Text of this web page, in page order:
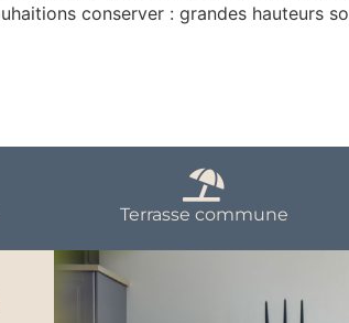
conserver : grandes hauteurs
Terrasse commune